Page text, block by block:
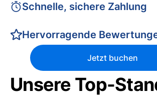
Schnelle, sichere Zahlung
Hervorragende
Jetzt buchen
Unsere Top-